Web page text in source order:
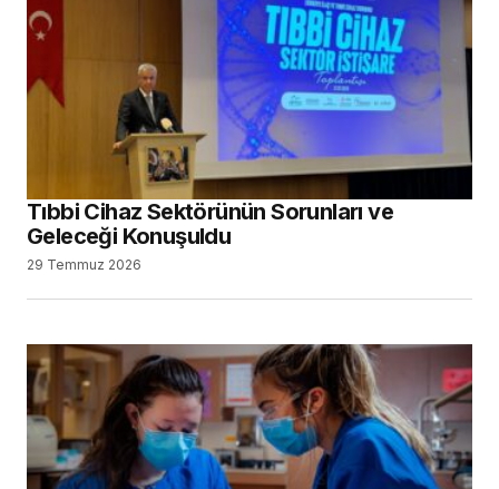
Tıbbi Cihaz Sektörünün Sorunları ve
Geleceği Konuşuldu
29 Temmuz 2026